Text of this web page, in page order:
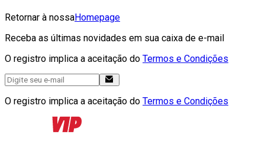
Retornar à nossaHomepage
Receba as últimas novidades em sua caixa de e-mail
O registro implica a aceitação do Termos e Condições
O registro implica a aceitação do Termos e Condições